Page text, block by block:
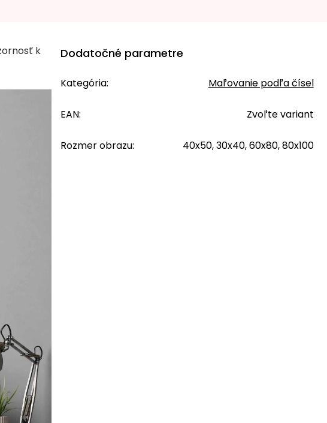
k
Dodatočné parametre
Kategória: Maľovanie podľa čísel
EAN: Zvoľte variant
Rozmer obrazu: 40x50, 30x40, 60x80, 80x100